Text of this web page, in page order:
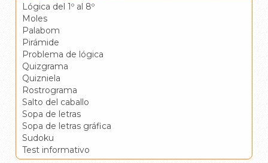
Lógica del 1º al 8º
Moles
Palabom
Pirámide
Problema de lógica
Quizgrama
Quizniela
Rostrograma
Salto del caballo
Sopa de letras
Sopa de letras gráfica
Sudoku
Test informativo